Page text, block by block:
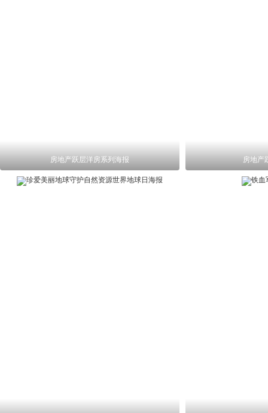
房地产跃层洋房系列海报 房地产